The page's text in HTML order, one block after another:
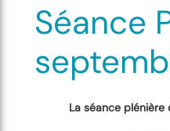
Séance
La séance plénière